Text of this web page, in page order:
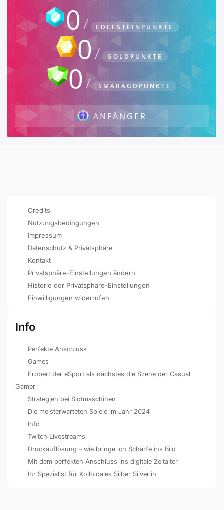
0 EDELSTEINPUNKTE
0 GOLDPUNKTE
0 SMARAGDPUNKTE
ANFÄNGER
Credits
Nutzungsbedingungen
Impressum
Datenschutz & Privatsphäre
Kontakt
Privatsphäre-Einstellungen ändern
Historie der Privatsphäre-Einstellungen
Einwilligungen widerrufen
Info
Perfekte Anschluss
Games
Erobert der eSport als nächstes die Szene der Casual
Gamer
Strategien bei Slotmaschinen
Die meisterwarteten Spiele im Jahr 2024
Info
Twitch Livestreams
Druckauflösung – wie bringe ich Schärfe ins Bild
Mit dem perfekten Anschluss ins digitale Zeitalter
Ihr Spezialist für Kolloidales Silber Silverlin